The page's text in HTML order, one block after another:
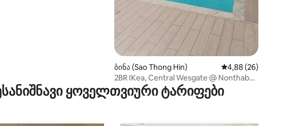
5, 15 მიმოხილვა ბინა (Sao Thong Hin) საშუალო შეფასებაა
4,88 (26)
2BR IKea, Central Wesgate @ Nonthaburi
‑ ს გვერდით
ყოველთვიური ტარიფები